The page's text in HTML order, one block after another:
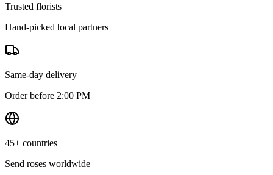
Trusted florists
Hand-picked local partners
Same-day delivery
Order before 2:00 PM
45+ countries
Send roses worldwide